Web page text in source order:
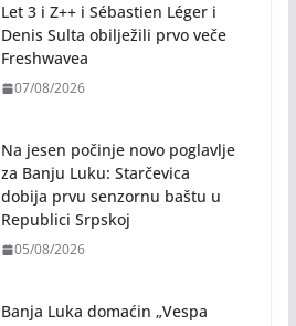
Let 3 i Z++ i Sébastien Léger i
Denis Sulta obilježili prvo veče
Freshwavea
07/08/2026
Na jesen počinje novo poglavlje
za Banju Luku: Starčevica
dobija prvu senzornu baštu u
Republici Srpskoj
05/08/2026
Banja Luka domaćin „Vespa